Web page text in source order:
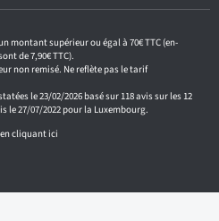
supérieur ou égal à 70€ TTC (en-
de 7,90€ TTC).
non remisé. Ne reflète pas le tarif
le 23/02/2026 basé sur 118 avis sur les 12
le 27/07/2022 pour la Luxembourg.
cliquant ici